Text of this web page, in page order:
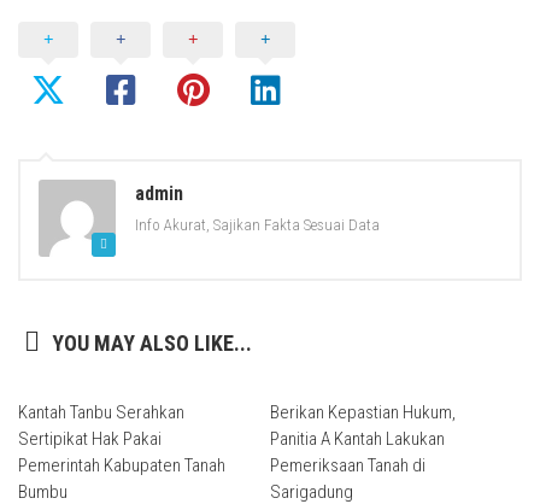
admin
Info Akurat, Sajikan Fakta Sesuai Data
YOU MAY ALSO LIKE...
Kantah Tanbu Serahkan
Sertipikat Hak Pakai
Pemerintah Kabupaten Tanah
Bumbu
Berikan Kepastian Hukum,
Panitia A Kantah Lakukan
Pemeriksaan Tanah di
Sarigadung